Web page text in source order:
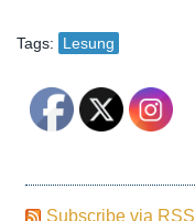
Tags: Lesung
Subscribe via RSS